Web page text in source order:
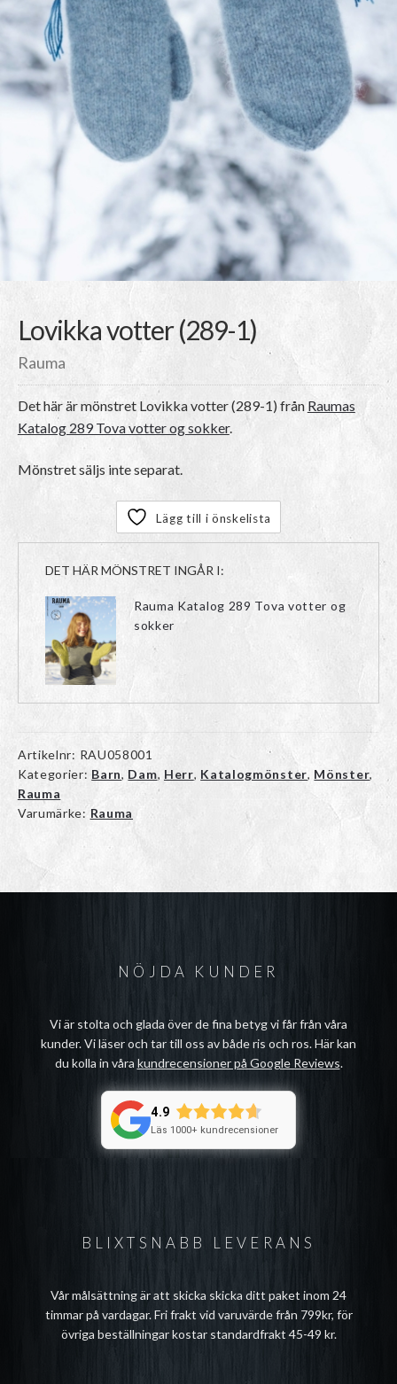
Lovikka votter (289-1)
Rauma
Det här är mönstret Lovikka votter (289-1)från Raumas
Katalog 289 Tova votter og sokker.
Mönstret säljs inte separat.
Lägg till i önskelista
DET HÄR MÖNSTRET INGÅR I:
Rauma Katalog 289 Tova votter og
sokker
Artikelnr: RAU058001
Kategorier: Barn, Dam, Herr, Katalogmönster, Mönster,
Rauma
Varumärke: Rauma
BLIXTSNABB LEVERANS
Vår målsättning är att skicka skicka ditt paket inom 24
timmar på vardagar. Fri frakt vid varuvärde från 799kr, för
övriga beställningar kostar standardfrakt 45-49 kr.
NÖJDA KUNDER
Vi är stolta och glada över de fina betyg vi får från våra
kunder. Vi läser och tar till oss av både ris och ros. Här kan
du kolla in våra kundrecensioner på Google Reviews.
4.9
Läs 1000+ kundrecensioner